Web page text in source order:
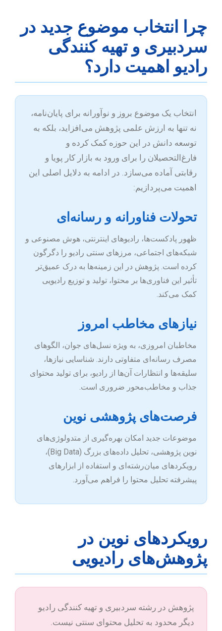
چرا انتخاب موضوع جدید در
سردبیری و تهیه کنندگی
رادیو اهمیت دارد؟
انتخاب یک موضوع بروز و نوآورانه برای پایان‌نامه،
نه تنها به ارزش علمی پژوهش می‌افزاید، بلکه به
توسعه دانش در این حوزه کمک کرده و
فارغ‌التحصیلان را برای ورود به بازار کار پویا و
رقابتی آماده می‌سازد. در ادامه به دلایل اصلی این
اهمیت می‌پردازیم:
تحولات فناورانه و رسانه‌ای
ظهور پادکست‌ها، رادیوهای اینترنتی، هوش مصنوعی و
شبکه‌های اجتماعی، مرزهای سنتی رادیو را دگرگون
کرده است. پژوهش در این زمینه‌ها به درک عمیق‌تر
تأثیر این فناوری‌ها بر محتوا، تولید و توزیع رادیویی
کمک می‌کند.
نیازهای مخاطب امروز
مخاطبان امروزی، به ویژه نسل‌های جوان، الگوهای
مصرف رسانه‌ای متفاوتی دارند. شناسایی نیازها،
سلیقه‌ها و انتظارات آن‌ها از رادیو، برای تولید محتوای
جذاب و مخاطب‌محور ضروری است.
فرصت‌های پژوهشی نوین
موضوعات جدید امکان بهره‌گیری از متدولوژی‌های
نوین پژوهشی، تحلیل داده‌های بزرگ (Big Data)،
رویکردهای میان‌رشته‌ای و استفاده از ابزارهای
پیشرفته تحلیل محتوا را فراهم می‌آورد.
رویکردهای نوین در
پژوهش‌های رادیویی
پژوهش در رشته سردبیری و تهیه کنندگی رادیو
دیگر محدود به تحلیل محتوای سنتی نیست.